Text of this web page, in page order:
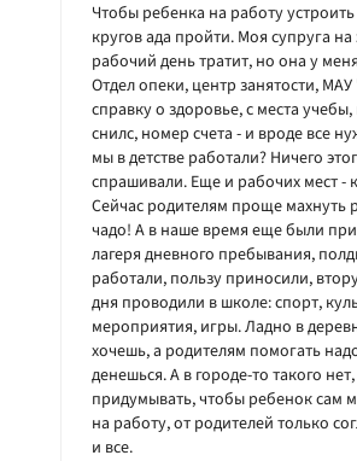
Чтобы ребенка на работу
кругов ада пройти. Моя супруга
рабочий день тратит, но она у
Отдел опеки, центр занятости,
справку о здоровье, с места
снилс, номер счета - и вроде все
мы в детстве работали? Ничего
спрашивали. Еще и рабочих мест -
Сейчас родителям проще махнуть
чадо! А в наше время еще были
лагеря дневного пребывания,
работали, пользу приносили,
дня проводили в школе: спорт,
мероприятия, игры. Ладно в
хочешь, а родителям помогать
денешься. А в городе-то такого
придумывать, чтобы ребенок сам
на работу, от родителей только
и все.